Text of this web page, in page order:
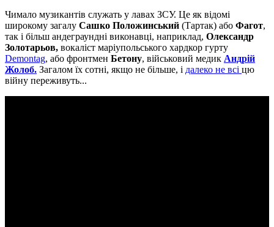
Чимало музикантів служать у лавах ЗСУ. Це як відомі
широкому загалу Сашко Положинський (Тартак) або Фагот,
так і більш андеграундні виконавці, наприклад, Олександр
Золотарьов, вокаліст маріупольського хардкор гурту
Demontag, або фронтмен Бетону, військовий медик Андрій
Жолоб. Загалом їх сотні, якщо не більше, і далеко не всі цю
війну переживуть...